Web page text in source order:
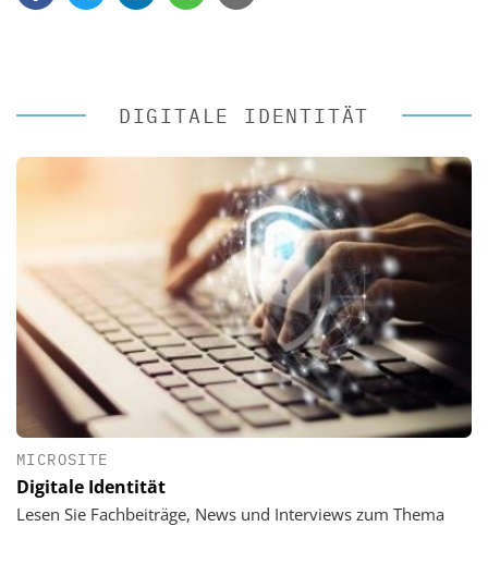
DIGITALE IDENTITÄT
MICROSITE
Digitale Identität
Lesen Sie Fachbeiträge, News und Interviews zum Thema